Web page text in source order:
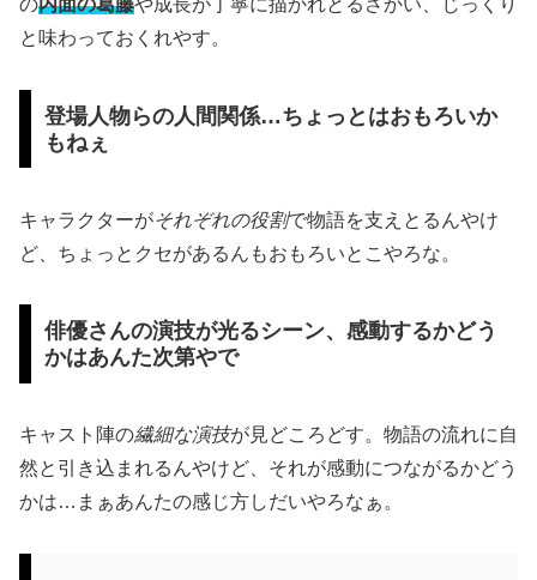
の内面の葛藤や成長が丁寧に描かれとるさかい、じっくり
と味わっておくれやす。
登場人物らの人間関係…ちょっとはおもろいか
もねぇ
キャラクターがそれぞれの役割で物語を支えとるんやけ
ど、ちょっとクセがあるんもおもろいとこやろな。
俳優さんの演技が光るシーン、感動するかどう
かはあんた次第やで
キャスト陣の繊細な演技が見どころどす。物語の流れに自
然と引き込まれるんやけど、それが感動につながるかどう
かは…まぁあんたの感じ方しだいやろなぁ。